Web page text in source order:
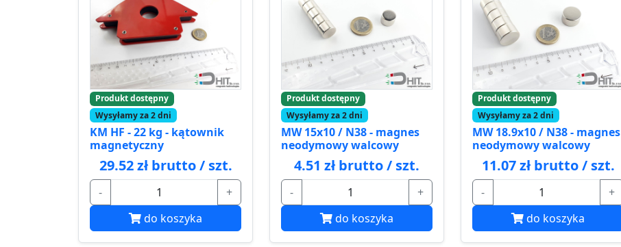
Produkt dostępny
Wysyłamy za 2 dni
KM HF - 22 kg - kątownik
magnetyczny
29.52 zł brutto / szt.
-
+
do koszyka
Produkt dostępny
Wysyłamy za 2 dni
MW 15x10 / N38 - magnes
neodymowy walcowy
4.51 zł brutto / szt.
-
+
do koszyka
Produkt dostępny
Wysyłamy za 2 dni
MW 18.9x10 / N38 - magnes
neodymowy walcowy
11.07 zł brutto / szt.
-
+
do koszyka